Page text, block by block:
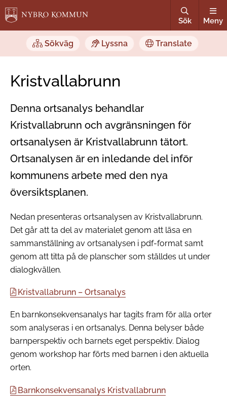
Sök Meny
Sökväg Lyssna Translate
Kristvallabrunn
Denna ortsanalys behandlar
Kristvallabrunn och avgränsningen för
ortsanalysen är Kristvallabrunn tätort.
Ortsanalysen är en inledande del inför
kommunens arbete med den nya
översiktsplanen.
Nedan presenteras ortsanalysen av Kristvallabrunn.
Det går att ta del av materialet genom att läsa en
sammanställning av ortsanalysen i pdf-format samt
genom att titta på de planscher som ställdes ut under
dialogkvällen.
Kristvallabrunn – Ortsanalys
En barnkonsekvensanalys har tagits fram för alla orter
som analyseras i en ortsanalys. Denna belyser både
barnperspektiv och barnets eget perspektiv. Dialog
genom workshop har förts med barnen i den aktuella
orten.
Barnkonsekvensanalys Kristvallabrunn